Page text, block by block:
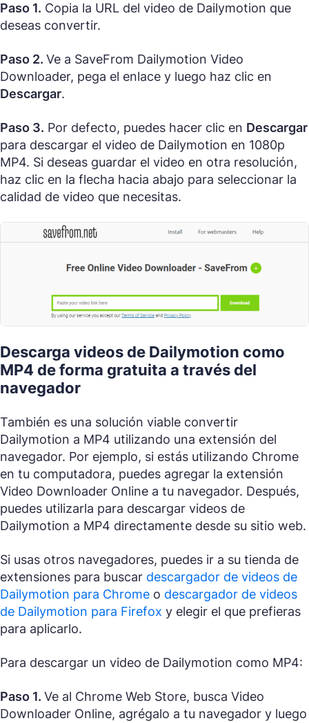
Paso 1. Copia la URL del video de Dailymotion que
deseas convertir.
Paso 2. Ve a SaveFrom Dailymotion Video
Downloader, pega el enlace y luego haz clic en
Descargar.
Paso 3. Por defecto, puedes hacer clic en Descargar
para descargar el video de Dailymotion en 1080p
MP4. Si deseas guardar el video en otra resolución,
haz clic en la flecha hacia abajo para seleccionar la
calidad de video que necesitas.
Descarga videos de Dailymotion como
MP4 de forma gratuita a través del
navegador
También es una solución viable convertir
Dailymotion a MP4 utilizando una extensión del
navegador. Por ejemplo, si estás utilizando Chrome
en tu computadora, puedes agregar la extensión
Video Downloader Online a tu navegador. Después,
puedes utilizarla para descargar videos de
Dailymotion a MP4 directamente desde su sitio web.
Si usas otros navegadores, puedes ir a su tienda de
extensiones para buscar descargador de videos de
Dailymotion para Chrome o descargador de videos
de Dailymotion para Firefox y elegir el que prefieras
para aplicarlo.
Para descargar un video de Dailymotion como MP4:
Paso 1. Ve al Chrome Web Store, busca Video
Downloader Online, agrégalo a tu navegador y luego